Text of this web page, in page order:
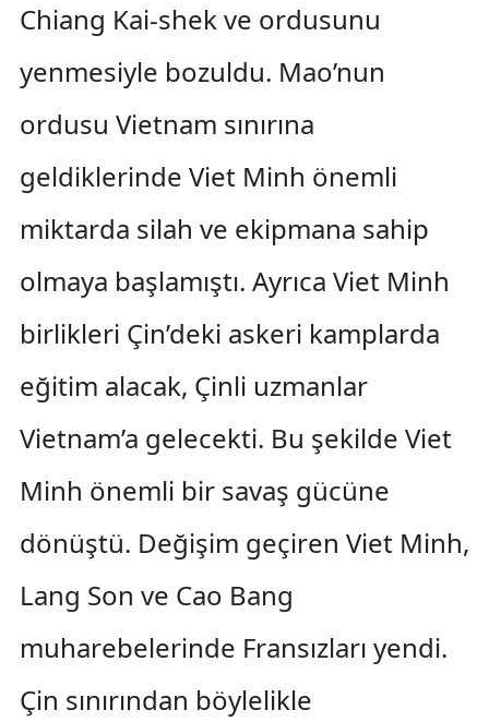
Chiang Kai-shek ve ordusunu
yenmesiyle bozuldu. Mao’nun
ordusu Vietnam sınırına
geldiklerinde Viet Minh önemli
miktarda silah ve ekipmana sahip
olmaya başlamıştı. Ayrıca Viet Minh
birlikleri Çin’deki askeri kamplarda
eğitim alacak, Çinli uzmanlar
Vietnam’a gelecekti. Bu şekilde Viet
Minh önemli bir savaş gücüne
dönüştü. Değişim geçiren Viet Minh,
Lang Son ve Cao Bang
muharebelerinde Fransızları yendi.
Çin sınırından böylelikle